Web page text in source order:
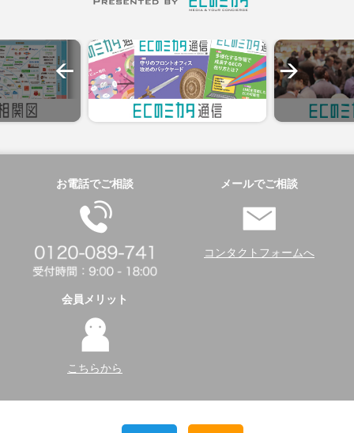
お電話でご相談 メールでご相談
コンタクトフォームへ
会員メリット
こちらから